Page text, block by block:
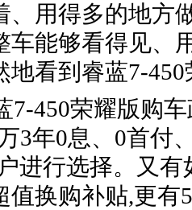
、用得多的地方
能够看得见、
地看到睿蓝7-
7-450荣耀版购
3年0息、0首付
进行选择。又有
值换购补贴,更有